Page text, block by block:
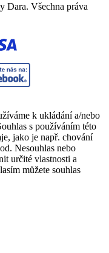
Dara. Všechna práva
k ukládání a/nebo
s používáním této
jako je např. chování
Nesouhlas nebo
určité vlastnosti a
můžete souhlas